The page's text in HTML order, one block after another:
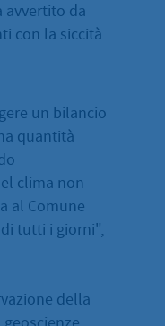
avvertito da
con la siccità
un bilancio
quantità
clima non
al Comune
tutti i giorni",
della